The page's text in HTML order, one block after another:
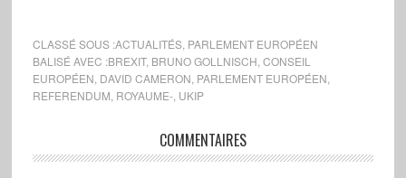
CLASSÉ SOUS :ACTUALITÉS, PARLEMENT EUROPÉEN
BALISÉ AVEC :BREXIT, BRUNO GOLLNISCH CONSEIL
EUROPÉEN DAVID CAMERON PARLEMENT EUROPÉEN
REFERENDUM ROYAUME-, UKIP
COMMENTAIRES